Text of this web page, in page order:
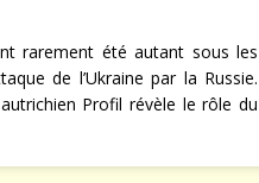
rarement été autant sous les
de l’Ukraine par la Russie.
Profil révèle le rôle du